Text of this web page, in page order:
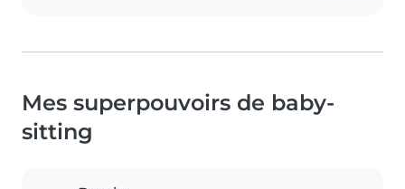
Mes superpouvoirs de baby-
sitting